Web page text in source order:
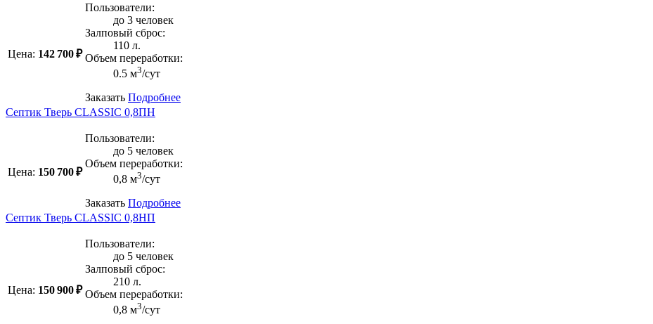
Цена: 142 700 ₽
Пользователи:
до 3 человек
Залповый сброс:
110 л.
Объем переработки:
0.5 м3/сут
Заказать Подробнее
Септик Тверь CLASSIC 0,8ПН
Цена: 150 700 ₽
Пользователи:
до 5 человек
Объем переработки:
0,8 м3/сут
Заказать Подробнее
Септик Тверь CLASSIC 0,8НП
Цена: 150 900 ₽
Пользователи:
до 5 человек
Залповый сброс:
210 л.
Объем переработки:
0,8 м3/сут